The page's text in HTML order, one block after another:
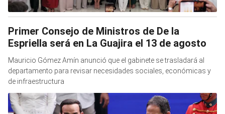
Primer Consejo de Ministros de De la
Espriella será en La Guajira el 13 de agosto
Mauricio Gómez Amín anunció que el gabinete se trasladará al
departamento para revisar necesidades sociales, económicas y
de infraestructura